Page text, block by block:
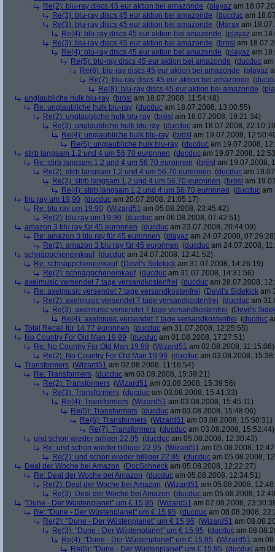
Re(2): blu-ray discs 45 eur aktion bei amazonde (playaz am
Re(3): blu-ray discs 45 eur aktion bei amazonde (ducduc am
Re(3): blu-ray discs 45 eur aktion bei amazonde (Marax am
Re(4): blu-ray discs 45 eur aktion bei amazonde (playaz am
Re(3): blu-ray discs 45 eur aktion bei amazonde (brösl am
Re(4): blu-ray discs 45 eur aktion bei amazonde (playaz am
Re(5): blu-ray discs 45 eur aktion bei amazonde (ducduc
Re(6): blu-ray discs 45 eur aktion bei amazonde (playaz
Re(7): blu-ray discs 45 eur aktion bei amazonde (
Re(8): blu-ray discs 45 eur aktion bei amazonde (
unglaubliche hulk blu-ray (brösl am 18.07.2008, 11:54:48)
Re: unglaubliche hulk blu-ray (ducduc am 18.07.2008, 13:00:55)
Re(2): unglaubliche hulk blu-ray (brösl am 18.07.2008, 19:21:34)
Re(3): unglaubliche hulk blu-ray (ducduc am 18.07.2008,
Re(4): unglaubliche hulk blu-ray (brösl am 19.07.2008,
Re(5): unglaubliche hulk blu-ray (ducduc am 19.07.2008,
stirb langsam 1,2 und 4 um 56,70 euronnen (ducduc am 19.07.2008,
Re: stirb langsam 1,2 und 4 um 56,70 euronnen (brösl am 19.07.2008,
Re(2): stirb langsam 1,2 und 4 um 56,70 euronnen (ducduc am
Re(3): stirb langsam 1,2 und 4 um 56,70 euronnen (brösl am
Re(4): stirb langsam 1,2 und 4 um 56,70 euronnen (ducduc am
blu ray um 19,90 (ducduc am 20.07.2008, 21:05:17)
Re: blu ray um 19,90 (Wizard51 am 05.08.2008, 23:45:42)
Re(2): blu ray um 19,90 (ducduc am 06.08.2008, 07:42:51)
amazon 3 blu ray für 45 euronnen (ducduc am 23.07.2008, 20:44:09)
Re: amazon 3 blu ray für 45 euronnen (playaz am 24.07.2008,
Re(2): amazon 3 blu ray für 45 euronnen (ducduc am 24.07.2008,
schnäppcheneinkauf(ducduc am 24.07.2008, 12:41:52)
Re: schnäppcheneinkauf(Devil's Sidekick am 31.07.2008, 14:26:19)
Re(2): schnäppcheneinkauf(ducduc am 31.07.2008, 14:31:56)
axelmusic versendet 7 tage versandkostenfrei (ducduc am 28.07.2008,
Re: axelmusic versendet 7 tage versandkostenfrei (Devil's Sidekick am
Re(2): axelmusic versendet 7 tage versandkostenfrei (ducduc am
Re(3): axelmusic versendet 7 tage versandkostenfrei (Devil's
Re(4): axelmusic versendet 7 tage versandkostenfrei (ducduc
Total Recall für 14,77 euronnen (ducduc am 31.07.2008, 12:25:55)
No Country For Old Man 19,99 (ducduc am 01.08.2008, 17:27:51)
Re: No Country For Old Man 19,99 (Wizard51 am 02.08.2008, 11:15:06)
Re(2): No Country For Old Man 19,99 (ducduc am 03.08.2008,
Transformers (Wizard51 am 02.08.2008, 11:16:54)
Re: Transformers (ducduc am 03.08.2008, 15:39:21)
Re(2): Transformers (Wizard51 am 03.08.2008, 15:39:56)
Re(3): Transformers (ducduc am 03.08.2008, 15:41:33)
Re(4): Transformers (Wizard51 am 03.08.2008, 15:45:11)
Re(5): Transformers (ducduc am 03.08.2008, 15:48:06)
Re(6): Transformers (Wizard51 am 03.08.2008, 15:50:31)
Re(7): Transformers (ducduc am 03.08.2008, 15:52:44)
und schon wieder billiger 22,95 (ducduc am 05.08.2008, 12:30:43)
Re: und schon wieder billiger 22,95 (Wizard51 am 05.08.2008,
Re(2): und schon wieder billiger 22,95 (ducduc am 05.08.2008,
Deal der Woche bei Amazon (DocSchneck am 05.08.2008, 12:22:27)
Re: Deal der Woche bei Amazon (ducduc am 05.08.2008, 12:34:51)
Re(2): Deal der Woche bei Amazon (Wizard51 am 05.08.2008,
Re(3): Deal der Woche bei Amazon (ducduc am 05.08.2008,
"Dune - Der Wüstenplanet" um € 15,95 (Wizard51 am 07.08.2008,
Re: "Dune - Der Wüstenplanet" um € 15,95 (ducduc am 08.08.2008,
Re(2): "Dune - Der Wüstenplanet" um € 15,95 (Wizard51 am
Re(3): "Dune - Der Wüstenplanet" um € 15,95 (ducduc am
Re(4): "Dune - Der Wüstenplanet" um € 15,95 (Wizard51 am
Re(5): "Dune - Der Wüstenplanet" um € 15,95 (ducduc am